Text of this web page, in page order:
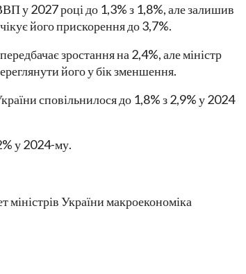
у 2027 році до 1,3% з 1,8%, але залишив
його прискорення до 3,7%.
зростання на 2,4%, але міністр
його у бік зменшення.
сповільнилося до 1,8% з 2,9% у 2024
у 2024-му.
України макроекономіка